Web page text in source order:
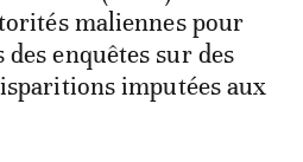
maliennes pour
enquêtes sur des
imputées aux